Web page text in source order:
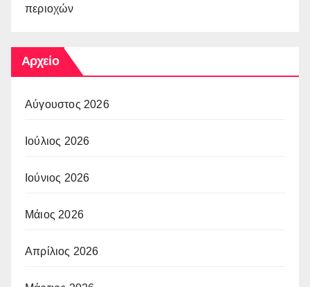
περιοχών
Αρχείο
Αύγουστος 2026
Ιούλιος 2026
Ιούνιος 2026
Μάιος 2026
Απρίλιος 2026